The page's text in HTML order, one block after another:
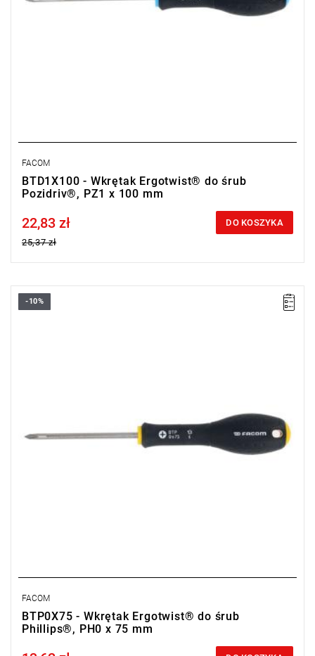
FACOM
BTD1X100 - Wkrętak Ergotwist® do śrub
Pozidriv®, PZ1 x 100 mm
Price tax included
22,83 zł
25,37 zł
DO KOSZYKA
• Rozmiar: PH0
-10%
FACOM
BTP0X75 - Wkrętak Ergotwist® do śrub
Phillips®, PH0 x 75 mm